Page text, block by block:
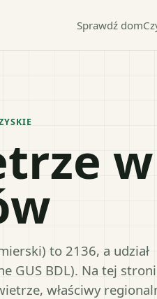
Sprawdź dom
w
to 2136, a udział
GUS BDL). Na tej
właściwy